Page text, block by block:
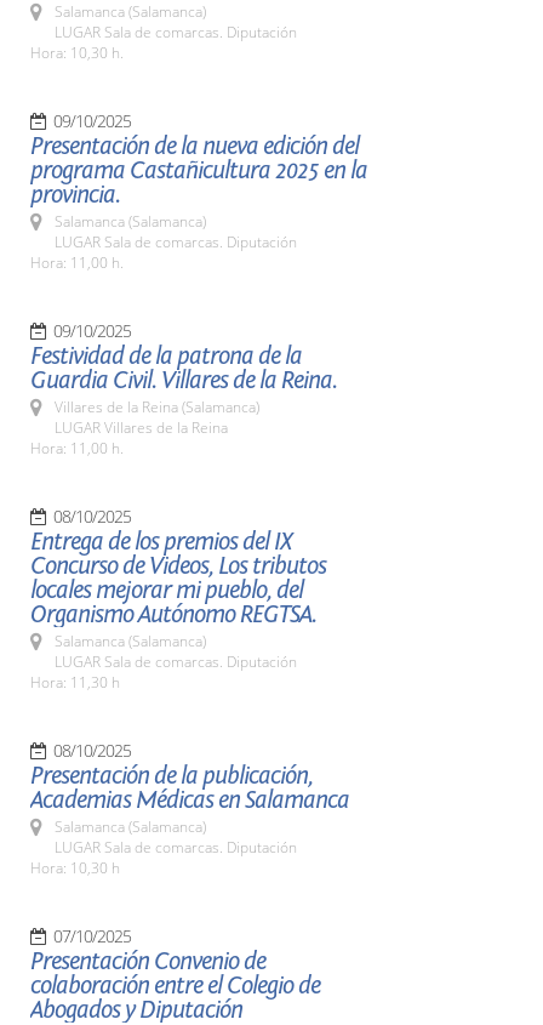
Salamanca (Salamanca)
LUGAR Sala de comarcas. Diputación
Hora: 10,30 h.
09/10/2025
Presentación de la nueva edición del
programa Castañicultura 2025 en la
provincia.
Salamanca (Salamanca)
LUGAR Sala de comarcas. Diputación
Hora: 11,00 h.
09/10/2025
Festividad de la patrona de la
Guardia Civil. Villares de la Reina.
Villares de la Reina (Salamanca)
LUGAR Villares de la Reina
Hora: 11,00 h.
08/10/2025
Entrega de los premios del IX
Concurso de Videos, Los tributos
locales mejorar mi pueblo, del
Organismo Autónomo REGTSA.
Salamanca (Salamanca)
LUGAR Sala de comarcas. Diputación
Hora: 11,30 h
08/10/2025
Presentación de la publicación,
Academias Médicas en Salamanca
Salamanca (Salamanca)
LUGAR Sala de comarcas. Diputación
Hora: 10,30 h
07/10/2025
Presentación Convenio de
colaboración entre el Colegio de
Abogados y Diputación